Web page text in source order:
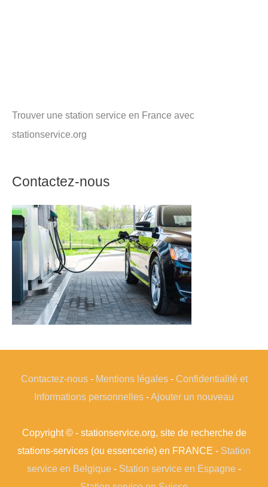
Trouver une station service en France avec
stationservice.org
Contactez-nous
Contactez-nous- Mentions légales- Confidentialité et
Informations personnelles -Ajouter un nouveau
Copyright © - stationservice.org, site de recherche de
stations-services (ou essencerie) en FRANCE - Station
service en Belgique - Station service en Espagne -